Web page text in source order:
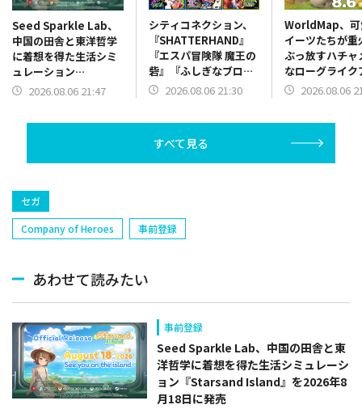
Seed Sparkle Lab、
中国の田舎と東洋哲学
に着想を得た生活シミ
ュレーション
『Starsand Island』
2026.08.06 21:47
シティコネクション、
『SHATTERHAND』
『エスパ冒険隊 魔王の
砦』『ふしぎなブロビ
ー ブロバニアの危機』
2026.08.06 21:30
WorldMap、可
イーツたちが重
ぶっ放すハチャ
なローグライク
ョン『チョコレ
2026.08.06
すべて見る
セガ
Company of Heroes
事前登録
あわせて読みたい
事前登録
Seed Sparkle Lab、中国の田舎と東
洋哲学に着想を得た生活シミュレーシ
ョン『Starsand Island』を2026年8
月18日に発売